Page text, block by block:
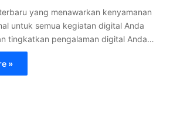
yang menawarkan kenyamanan
untuk semua kegiatan digital Anda
tingkatkan pengalaman digital Anda…
»